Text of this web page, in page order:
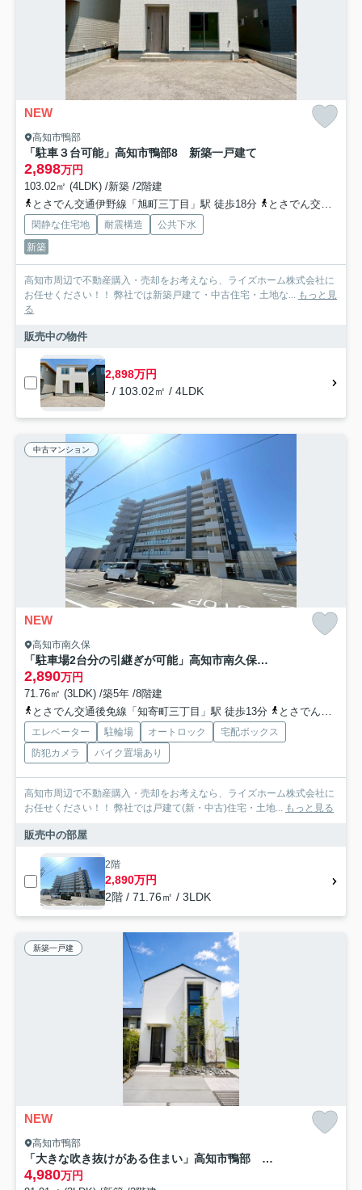
NEW
高知市鴨部
「駐車３台可能」高知市鴨部8 新築一戸建て
2,898万円
103.02㎡ (4LDK) /新築 /2階建
とさでん交通伊野線「旭町三丁目」駅 徒歩18分
とさでん交通「鴨田小学校前通」バス停下車 徒歩6分
閑静な住宅地 耐震構造
公共下水
新築
高知市周辺で不動産購入・売却をお考えなら、ライズホーム株式会社に
お任せください！！ 弊社では新築戸建て・中古住宅・土地な... もっと見
る
販売中の物件
2,898万円
- / 103.02㎡ / 4LDK
中古マンション
NEW
高知市南久保
「駐車場2台分の引継ぎが可能」高知市南久保サーパス南久保グランフォート 中古マンション
2,890万円
71.76㎡ (3LDK) /築5年 /8階建
とさでん交通後免線「知寄町三丁目」駅 徒歩13分
とさでん交通「南御座」バス停下車 徒歩10分
エレベーター 駐輪場 オートロック
宅配ボックス
防犯カメラ
バイク置場あり
高知市周辺で不動産購入・売却をお考えなら、ライズホーム株式会社に
お任せください！！ 弊社では戸建て(新・中古)住宅・土地... もっと見る
販売中の部屋
2階
2,890万円
2階 / 71.76㎡ / 3LDK
新築一戸建
NEW
高知市鴨部
「大きな吹き抜けがある住まい」高知市鴨部 新築一戸建て
4,980万円